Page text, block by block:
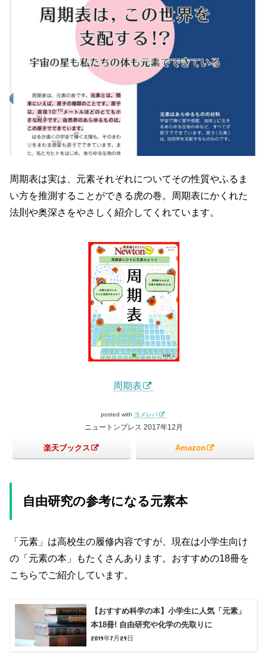
周期表は実は、元素それぞれについてその性質やふるま
い方を推測することができる虎の巻。周期表にかくれた
法則や奥深さをやさしく紹介してくれています。
周期表
posted with ヨメレバ
ニュートンプレス 2017年12月
楽天ブックス Amazon
自由研究の参考になる元素本
「元素」は高校生の履修内容ですが、現在は小学生向け
の「元素の本」もたくさんあります。おすすめの18冊を
こちらでご紹介しています。
【おすすめ科学の本】小学生に人気「元素」
本18冊! 自由研究や化学の先取りに
2019年7月29日